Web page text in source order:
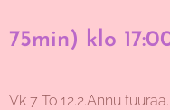
75min) klo
Vk 7 To 12.2.Annu